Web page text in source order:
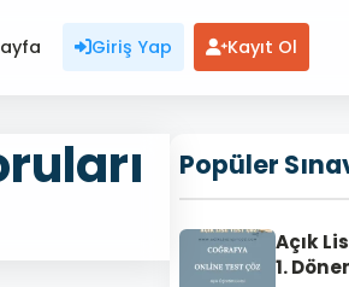
Giriş Yap Kayıt Ol
Popüler
Açık
1.